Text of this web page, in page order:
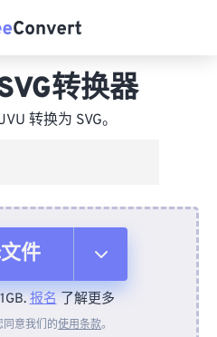
转换器
转换为 SVG。
件
报名了解更多
意我们的使用条款。